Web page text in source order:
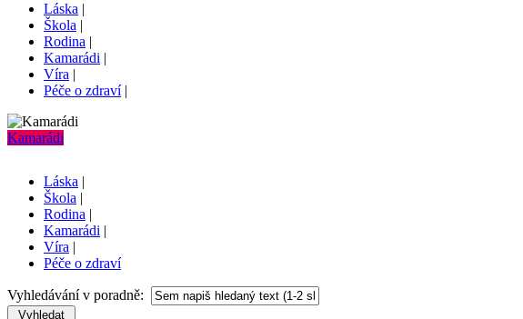
Láska |
Škola |
Rodina |
Kamarádi |
Víra |
Péče o zdraví|
Kamarádi
Láska |
Škola |
Rodina |
Kamarádi |
Víra |
Péče o zdraví
Vyhledávání v poradně: